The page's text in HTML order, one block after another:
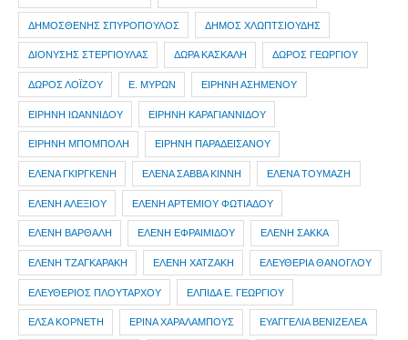
ΔΗΜΟΣΘΕΝΗΣ ΣΠΥΡΟΠΟΥΛΟΣ ΔΗΜΟΣ ΧΛΩΠΤΣΙΟΥΔΗΣ
ΔΙΟΝΥΣΗΣ ΣΤΕΡΓΙΟΥΛΑΣ ΔΩΡΑ ΚΑΣΚΑΛΗ ΔΩΡΟΣ ΓΕΩΡΓΙΟΥ
ΔΩΡΟΣ ΛΟΪΖΟΥ Ε. ΜΥΡΩΝ ΕΙΡΗΝΗ ΑΣΗΜΕΝΟΥ
ΕΙΡΗΝΗ ΙΩΑΝΝΙΔΟΥ ΕΙΡΗΝΗ ΚΑΡΑΓΙΑΝΝΙΔΟΥ
ΕΙΡΗΝΗ ΜΠΟΜΠΟΛΗ ΕΙΡΗΝΗ ΠΑΡΑΔΕΙΣΑΝΟΥ
ΕΛΕΝΑ ΓΚΙΡΓΚΕΝΗ ΕΛΕΝΑ ΣΑΒΒΑ ΚΙΝΝΗ ΕΛΕΝΑ ΤΟΥΜΑΖΗ
ΕΛΕΝΗ ΑΛΕΞΙΟΥ ΕΛΕΝΗ ΑΡΤΕΜΙΟΥ ΦΩΤΙΑΔΟΥ
ΕΛΕΝΗ ΒΑΡΘΑΛΗ ΕΛΕΝΗ ΕΦΡΑΙΜΙΔΟΥ ΕΛΕΝΗ ΣΑΚΚΑ
ΕΛΕΝΗ ΤΖΑΓΚΑΡΑΚΗ ΕΛΕΝΗ ΧΑΤΖΑΚΗ ΕΛΕΥΘΕΡΙΑ ΘΑΝΟΓΛΟΥ
ΕΛΕΥΘΕΡΙΟΣ ΠΛΟΥΤΑΡΧΟΥ ΕΛΠΙΔΑ Ε. ΓΕΩΡΓΙΟΥ
ΕΛΣΑ ΚΟΡΝΕΤΗ ΕΡΙΝΑ ΧΑΡΑΛΑΜΠΟΥΣ ΕΥΑΓΓΕΛΙΑ ΒΕΝΙΖΕΛΕΑ